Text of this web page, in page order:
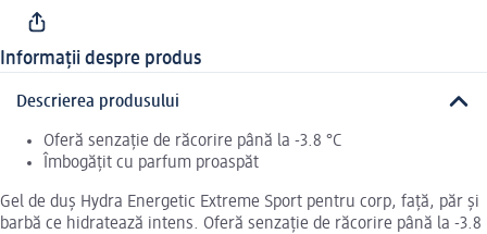
Informații despre produs
Descrierea produsului
Oferă senzație de răcorire până la -3.8 °C
Îmbogățit cu parfum proaspăt
Gel de duș Hydra Energetic Extreme Sport pentru corp, față, păr și
barbă ce hidratează intens. Oferă senzație de răcorire până la -3.8